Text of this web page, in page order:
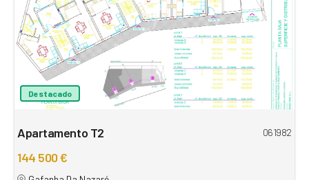
Destacado
Apartamento T2 061982
144 500 €